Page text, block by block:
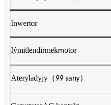
Inwertor
Iýmitlendirmekmotor
Ateryladyjy （99 sany）